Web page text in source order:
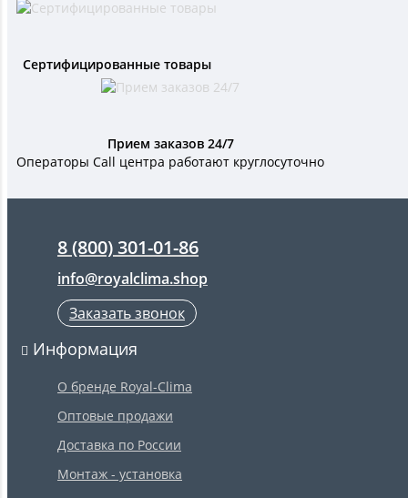
Сертифицированные товары
Прием заказов 24/7
Операторы Call центра работают круглосуточно
8 (800) 301-01-86
info@royalclima.shop
Заказать звонок
Информация
О бренде Royal-Clima
Оптовые продажи
Доставка по России
Монтаж - установка